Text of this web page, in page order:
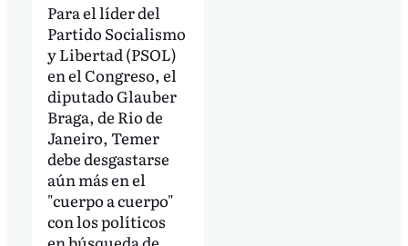
Para el líder del
Partido Socialismo
y Libertad (PSOL)
en el Congreso, el
diputado Glauber
Braga, de Rio de
Janeiro, Temer
debe desgastarse
aún más en el
"cuerpo a cuerpo"
con los políticos